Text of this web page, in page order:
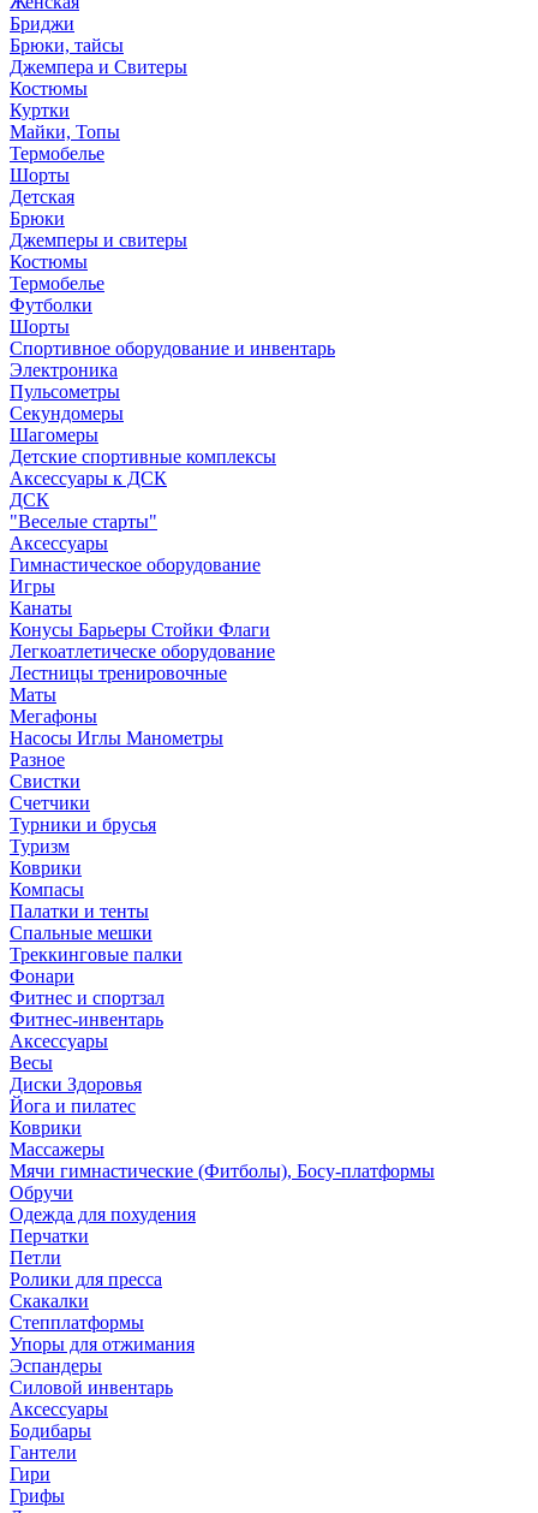
Бриджи
Брюки, тайсы
Джемпера и Свитеры
Костюмы
Куртки
Майки, Топы
Термобелье
Шорты
Детская
Брюки
Джемперы и свитеры
Костюмы
Термобелье
Футболки
Шорты
Спортивное оборудование и инвентарь
Электроника
Пульсометры
Секундомеры
Шагомеры
Детские спортивные комплексы
Аксессуары к ДСК
ДСК
"Веселые старты"
Аксессуары
Гимнастическое оборудование
Игры
Канаты
Конусы Барьеры Стойки Флаги
Легкоатлетическе оборудование
Лестницы тренировочные
Маты
Мегафоны
Насосы Иглы Манометры
Разное
Свистки
Счетчики
Турники и брусья
Туризм
Коврики
Компасы
Палатки и тенты
Спальные мешки
Треккинговые палки
Фонари
Фитнес и спортзал
Фитнес-инвентарь
Аксессуары
Весы
Диски Здоровья
Йога и пилатес
Коврики
Массажеры
Мячи гимнастические (Фитболы), Босу-платформы
Обручи
Одежда для похудения
Перчатки
Петли
Ролики для пресса
Скакалки
Степплатформы
Упоры для отжимания
Эспандеры
Силовой инвентарь
Аксессуары
Бодибары
Гантели
Гири
Грифы